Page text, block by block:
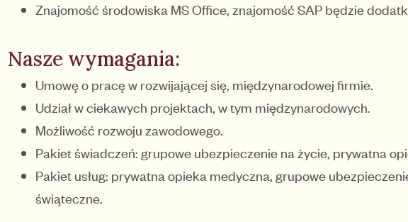
Znajomość środowiska MS Office, znajomość SAP będzie
Nasze wymagania:
Umowę o pracę w rozwijającej się, międzynarodowej firmie.
Udział w ciekawych projektach, w tym międzynarodowych.
Możliwość rozwoju zawodowego.
Pakiet świadczeń: grupowe ubezpieczenie na życie, prywatna
Pakiet usług: prywatna opieka medyczna, grupowe
świąteczne.